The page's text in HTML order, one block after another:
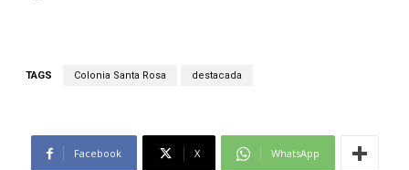
TAGS Colonia Santa Rosa destacada
Facebook X WhatsApp